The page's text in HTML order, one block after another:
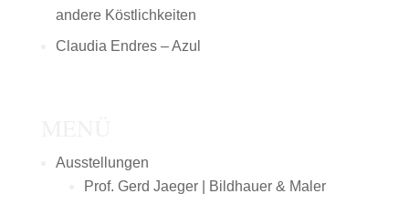
andere Köstlichkeiten
Claudia Endres – Azul
Ausstellungen
Prof. Gerd Jaeger | Bildhauer & Maler